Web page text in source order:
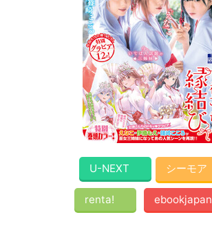
U-NEXT シーモア
renta! ebookjapan